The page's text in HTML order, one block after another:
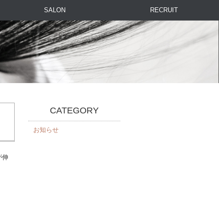
SALON RECRUIT
伸
CATEGORY
お知らせ